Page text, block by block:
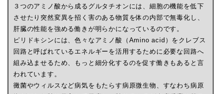
３つのアミノ酸から成るグルタチオンには、細胞の機能を低下
させたり突然変異を招く害のある物質を体の内部で無毒化し、
肝臓の性能を強める働きが明らかになっているのです。
ピリドキシンには、色々なアミノ酸（Amino acid）をクレブス
回路と呼ばれているエネルギーを活用するために必要な回路へ
組み込ませるため、もっと細分化するのを促す働きもあると言
われています。
黴菌やウィルスなど病気をもたらす病原微生物、すなわち病原